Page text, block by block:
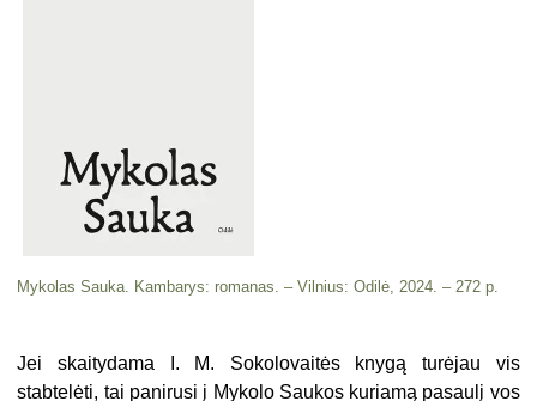
Mykolas Sauka. Kambarys: romanas. – Vilnius: Odilė, 2024. – 272 p.
Jei skaitydama I. M. Sokolovaitės knygą turėjau vis
stabtelėti, tai panirusi į Mykolo Saukos kuriamą pasaulį vos